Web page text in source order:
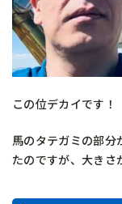
この位デカイです！
馬のタテガミの部分
たのですが、大きさ